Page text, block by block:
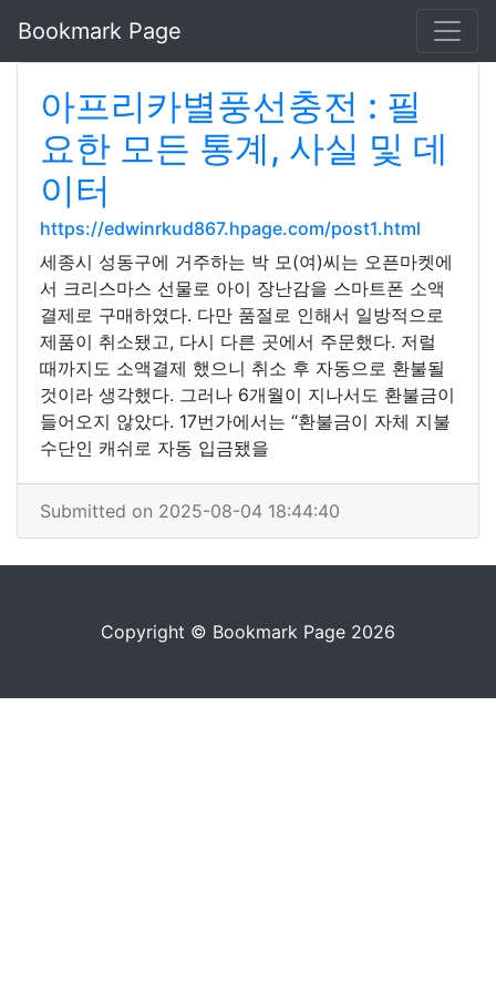
Bookmark Page
아프리카별풍선충전 : 필
요한 모든 통계, 사실 및 데
이터
https://edwinrkud867.hpage.com/post1.html
세종시 성동구에 거주하는 박 모(여)씨는 오픈마켓에
서 크리스마스 선물로 아이 장난감을 스마트폰 소액
결제로 구매하였다. 다만 품절로 인해서 일방적으로
제품이 취소됐고, 다시 다른 곳에서 주문했다. 저럴
때까지도 소액결제 했으니 취소 후 자동으로 환불될
것이라 생각했다. 그러나 6개월이 지나서도 환불금이
들어오지 않았다. 17번가에서는 “환불금이 자체 지불
수단인 캐쉬로 자동 입금됐을
Submitted on 2025-08-04 18:44:40
Copyright © Bookmark Page 2026